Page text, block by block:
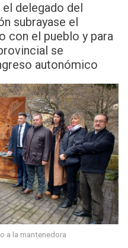
delegado del
subrayase el
con el pueblo y para
se
autonómico
a la mantenedora